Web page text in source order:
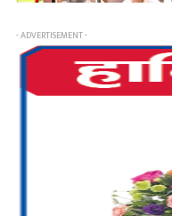
- ADVERTISEMENT -